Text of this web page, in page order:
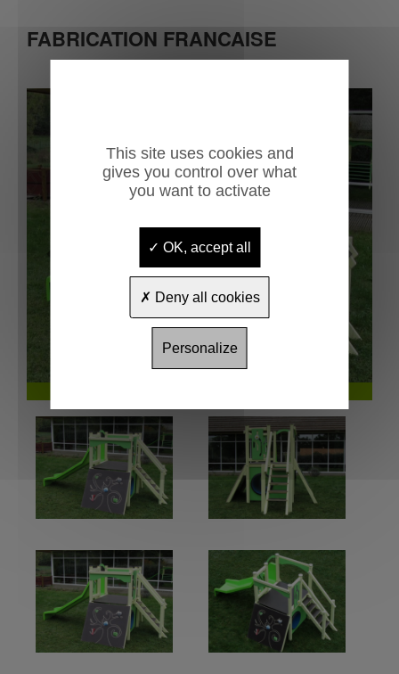
FABRICATION FRANCAISE
Next
This site uses cookies and
gives you control over what
you want to activate
OK, accept all
Deny all cookies
Personalize